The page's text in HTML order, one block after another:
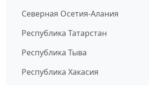
Северная Осетия-Алания
Республика Татарстан
Республика Тыва
Республика Хакасия